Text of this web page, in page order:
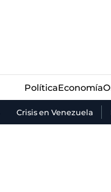
PolíticaEconomía
Crisis en Venezuela